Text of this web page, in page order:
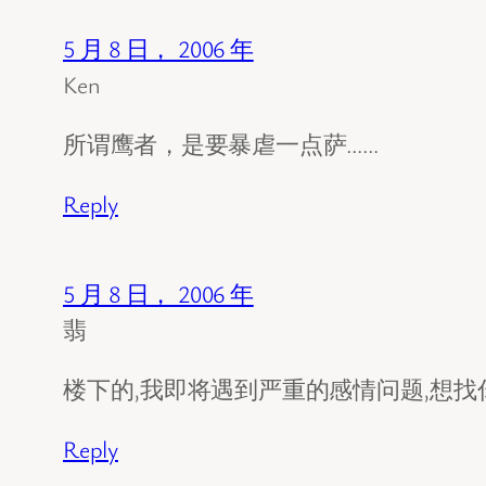
5 月 8 日， 2006 年
Ken
所谓鹰者，是要暴虐一点萨……
Reply
5 月 8 日， 2006 年
翡
楼下的,我即将遇到严重的感情问题,想
Reply